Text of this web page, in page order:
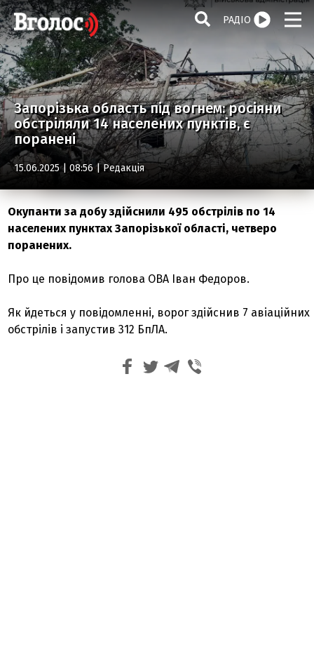
РАДІО
Запорізька область під вогнем: росіяни
обстріляли 14 населених пунктів, є
поранені
15.06.2025 | 08:56 |Редакція
Окупанти за добу здійснили 495 обстрілів по 14
населених пунктах Запорізької області, четверо
поранених.
Про це повідомив голова ОВА Іван Федоров.
Як йдеться у повідомленні, ворог здійснив 7 авіаційних
обстрілів і запустив 312 БпЛА.